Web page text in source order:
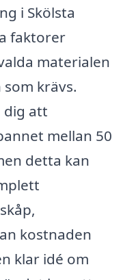
i Skölsta
faktorer
materialen
krävs.
dig att
mellan 50
detta kan
kostnaden
klar idé om